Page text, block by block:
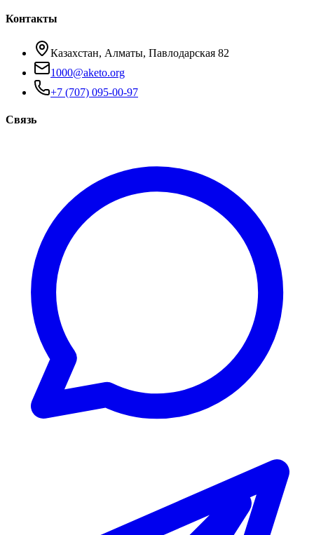
Контакты
Казахстан, Алматы, Павлодарская 82
1000@aketo.org
+7 (707) 095-00-97
Связь